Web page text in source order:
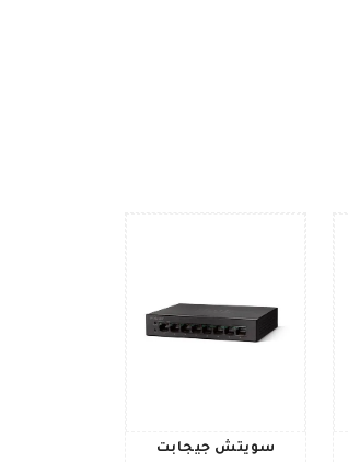
سويتش جيجابت